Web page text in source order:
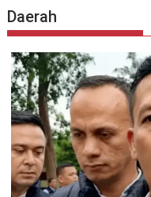
Daerah